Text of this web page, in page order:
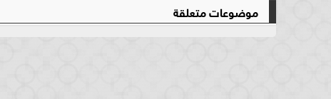
موضوعات متعلقة